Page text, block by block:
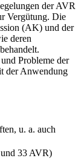
der AVR
Vergütung. Die
(AK) und der
deren
Probleme der
der Anwendung
u. a. auch
und 33 AVR)